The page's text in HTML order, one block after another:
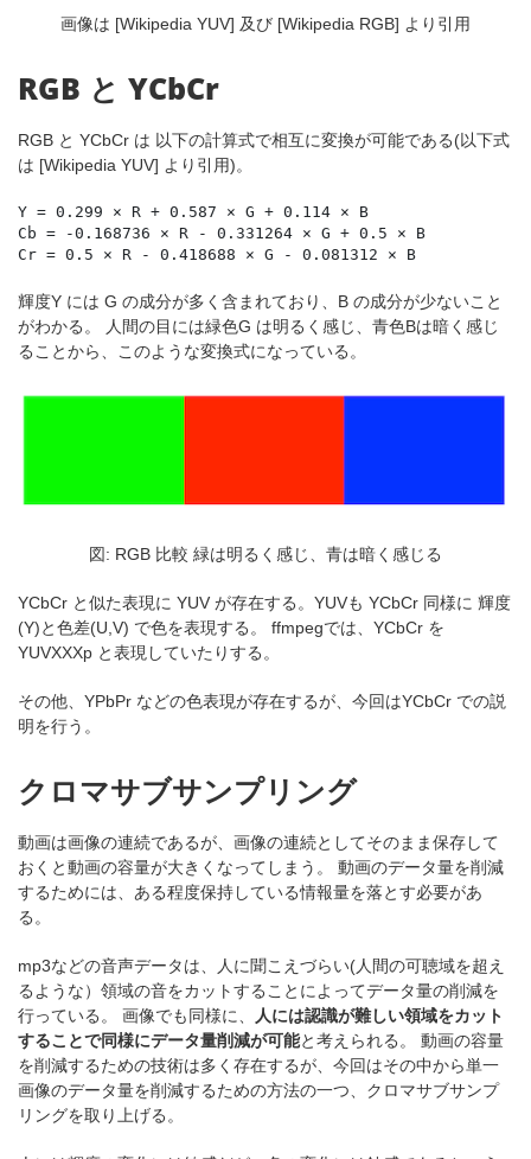
画像は [Wikipedia YUV] 及び [Wikipedia RGB] より引用
RGB と YCbCr
RGB と YCbCr は 以下の計算式で相互に変換が可能である(以下式
は [Wikipedia YUV] より引用)。
Y = 0 . 299 × R + 0 . 587 × G + 0 . 114 ×
B
Cb = -0 . 168736 × R - 0 . 331264 × G + 0 . 5 ×
B
Cr = 0 . 5 × R - 0 . 418688 × G - 0 . 081312 × B
輝度Y には G の成分が多く含まれており、B の成分が少ないこと
がわかる。 人間の目には緑色G は明るく感じ、青色Bは暗く感じ
ることから、このような変換式になっている。
図: RGB 比較 緑は明るく感じ、青は暗く感じる
YCbCr と似た表現に YUV が存在する。YUVも YCbCr 同様に 輝度
(Y)と色差(U,V) で色を表現する。 ffmpegでは、YCbCr を
YUVXXXp と表現していたりする。
その他、YPbPr などの色表現が存在するが、今回はYCbCr での説
明を行う。
クロマサブサンプリング
動画は画像の連続であるが、画像の連続としてそのまま保存して
おくと動画の容量が大きくなってしまう。 動画のデータ量を削減
するためには、ある程度保持している情報量を落とす必要があ
る。
mp3などの音声データは、人に聞こえづらい(人間の可聴域を超え
るような）領域の音をカットすることによってデータ量の削減を
行っている。 画像でも同様に、
人には認識が難しい領域をカット
することで同様にデータ量削減が可能と考えられる。 動画の容量
を削減するための技術は多く存在するが、今回はその中から単一
画像のデータ量を削減するための方法の一つ、クロマサブサンプ
リングを取り上げる。